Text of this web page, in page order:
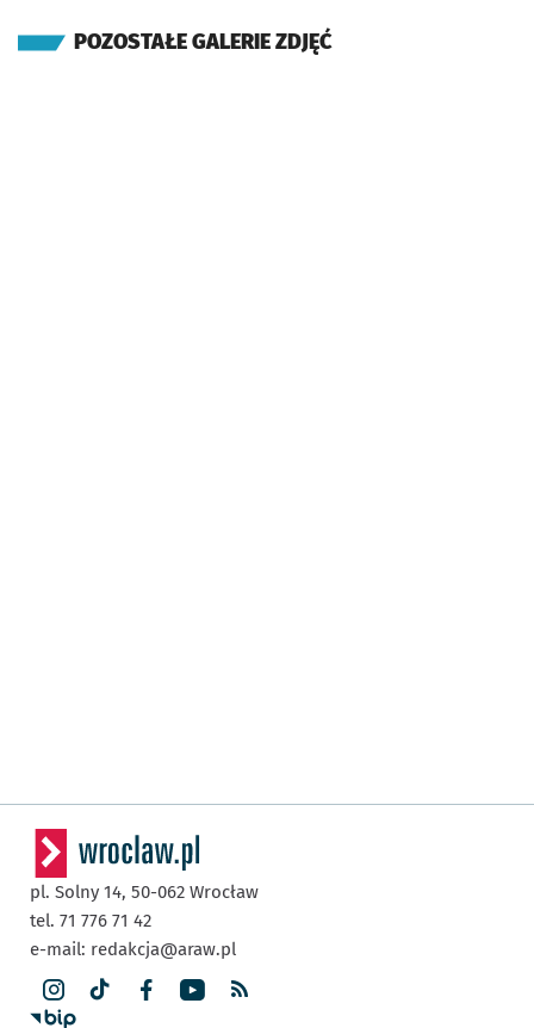
POZOSTAŁE GALERIE ZDJĘĆ
pl. Solny 14, 50-062 Wrocław
tel. 71 776 71 42
e-mail: redakcja@araw.pl